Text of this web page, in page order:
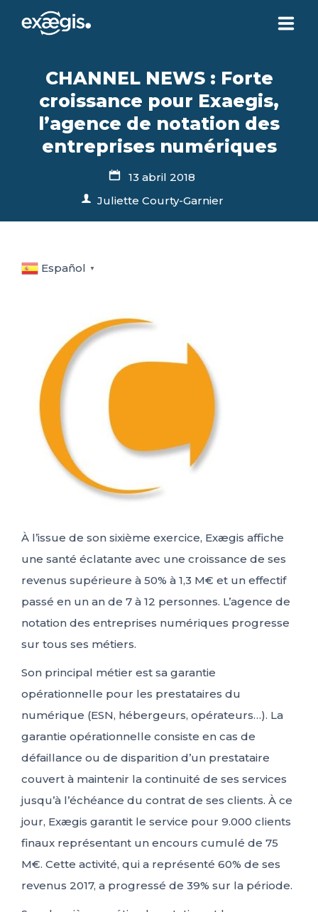
NUESTRAS OFERTAS
CHANNEL NEWS : Forte
croissance pour Exaegis,
l’agence de notation des
entreprises numériques
13 abril 2018
Juliette Courty-Garnier
Español ▼
À l’issue de son sixième exercice, Exægis affiche
une santé éclatante avec une croissance de ses
revenus supérieure à 50% à 1,3 M€ et un effectif
passé en un an de 7 à 12 personnes. L’agence de
notation des entreprises numériques progresse
sur tous ses métiers.
Son principal métier est sa garantie
opérationnelle pour les prestataires du
numérique (ESN, hébergeurs, opérateurs…). La
garantie opérationnelle consiste en cas de
défaillance ou de disparition d’un prestataire
couvert à maintenir la continuité de ses services
jusqu’à l’échéance du contrat de ses clients. À ce
jour, Exægis garantit le service pour 9.000 clients
finaux représentant un encours cumulé de 75
M€. Cette activité, qui a représenté 60% de ses
revenus 2017, a progressé de 39% sur la période.